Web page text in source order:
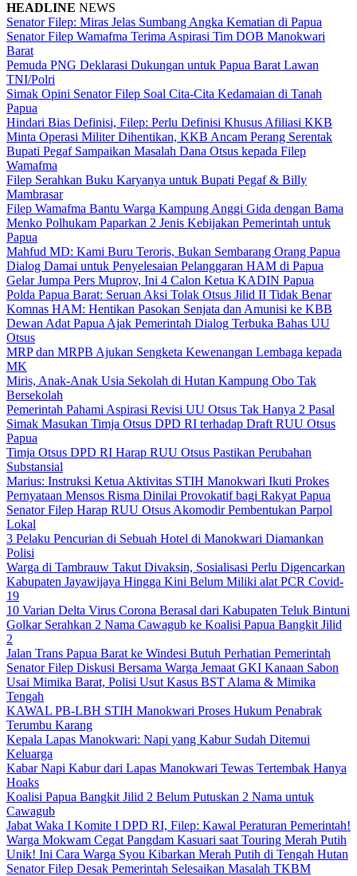
HEADLINE NEWS
Senator Filep: Miras Jelas Sumbang Angka Kematian di Papua
Senator Filep Wamafma Terima Aspirasi Tim DOB Manokwari
Barat
Pemuda PNG Deklarasi Dukungan untuk Papua Barat Lawan
TNI/Polri
Simak Opini Senator Filep Soal Cita-Cita Kedamaian di Tanah
Papua
Hindari Bias Definisi, Filep: Perlu Definisi Khusus Afiliasi KKB
Minta Operasi Militer Dihentikan, KKB Ancam Perang Serentak
Bupati Pegaf Sampaikan Masalah Dana Otsus kepada Filep
Wamafma
Filep Serahkan Buku Karyanya untuk Bupati Pegaf & Billy
Mambrasar
Filep Wamafma Bantu Warga Kampung Anggi Gida dengan Bama
Menko Polhukam Paparkan 2 Jenis Kebijakan Pemerintah untuk
Papua
Mahfud MD: Kami Buru Teroris, Bukan Sembarang Orang Papua
Dialog Damai untuk Penyelesaian Pelanggaran HAM di Papua
Gelar Jumpa Pers Muprov, Ini 4 Calon Ketua KADIN Papua
Polda Papua Barat: Seruan Aksi Tolak Otsus Jilid II Tidak Benar
Komnas HAM: Hentikan Pasokan Senjata dan Amunisi ke KBB
Dewan Adat Papua Ajak Pemerintah Dialog Terbuka Bahas UU
Otsus
MRP dan MRPB Ajukan Sengketa Kewenangan Lembaga kepada
MK
Miris, Anak-Anak Usia Sekolah di Hutan Kampung Obo Tak
Bersekolah
Pemerintah Pahami Aspirasi Revisi UU Otsus Tak Hanya 2 Pasal
Simak Masukan Timja Otsus DPD RI terhadap Draft RUU Otsus
Papua
Timja Otsus DPD RI Harap RUU Otsus Pastikan Perubahan
Substansial
Marius: Instruksi Ketua Aktivitas STIH Manokwari Ikuti Prokes
Pernyataan Mensos Risma Dinilai Provokatif bagi Rakyat Papua
Senator Filep Harap RUU Otsus Akomodir Pembentukan Parpol
Lokal
3 Pelaku Pencurian di Sebuah Hotel di Manokwari Diamankan
Polisi
Warga di Tambrauw Takut Divaksin, Sosialisasi Perlu Digencarkan
Kabupaten Jayawijaya Hingga Kini Belum Miliki alat PCR Covid-
19
10 Varian Delta Virus Corona Berasal dari Kabupaten Teluk Bintuni
Golkar Serahkan 2 Nama Cawagub ke Koalisi Papua Bangkit Jilid
2
Jalan Trans Papua Barat ke Windesi Butuh Perhatian Pemerintah
Senator Filep Diskusi Bersama Warga Jemaat GKI Kanaan Sabon
Usai Mimika Barat, Polisi Usut Kasus BST Alama & Mimika
Tengah
KAWAL PB-LBH STIH Manokwari Proses Hukum Penabrak
Terumbu Karang
Kepala Lapas Manokwari: Napi yang Kabur Sudah Ditemui
Keluarga
Kabar Napi Kabur dari Lapas Manokwari Tewas Tertembak Hanya
Hoaks
Koalisi Papua Bangkit Jilid 2 Belum Putuskan 2 Nama untuk
Cawagub
Jabat Waka I Komite I DPD RI, Filep: Kawal Peraturan Pemerintah!
Warga Mokwam Cegat Pangdam Kasuari saat Touring Merah Putih
Unik! Ini Cara Warga Syou Kibarkan Merah Putih di Tengah Hutan
Senator Filep Desak Pemerintah Selesaikan Masalah TKBM